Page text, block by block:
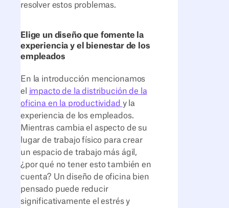
resolver estos problemas.
Elige un diseño que fomente la
experiencia y el bienestar de los
empleados
En la introducción mencionamos
el impacto de la distribución de la
oficina en la productividad y la
experiencia de los empleados.
Mientras cambia el aspecto de su
lugar de trabajo físico para crear
un espacio de trabajo más ágil,
¿por qué no tener esto también en
cuenta? Un diseño de oficina bien
pensado puede reducir
significativamente el estrés y